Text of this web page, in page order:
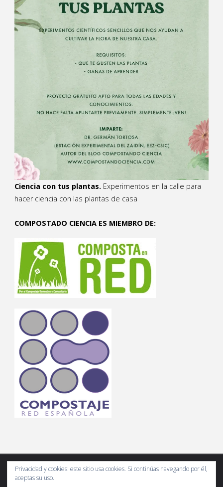
Ciencia con tus plantas. Experimentos en la calle para
hacer ciencia con las plantas de casa
COMPOSTADO CIENCIA ES MIEMBRO DE:
Compostando Ciencia es un espacio web de divulgación científica
Privacidad y cookies: este sitio usa cookies. Si continúas navegando por él,
aceptas su uso.